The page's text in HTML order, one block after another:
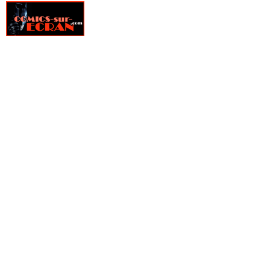
» Fire Power
» Fondu au noir
» Fox-Boy
» Frank Cho - Art Book